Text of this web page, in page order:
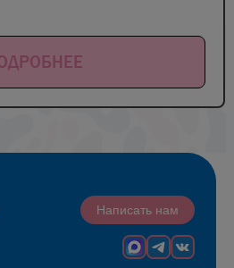
Написать нам